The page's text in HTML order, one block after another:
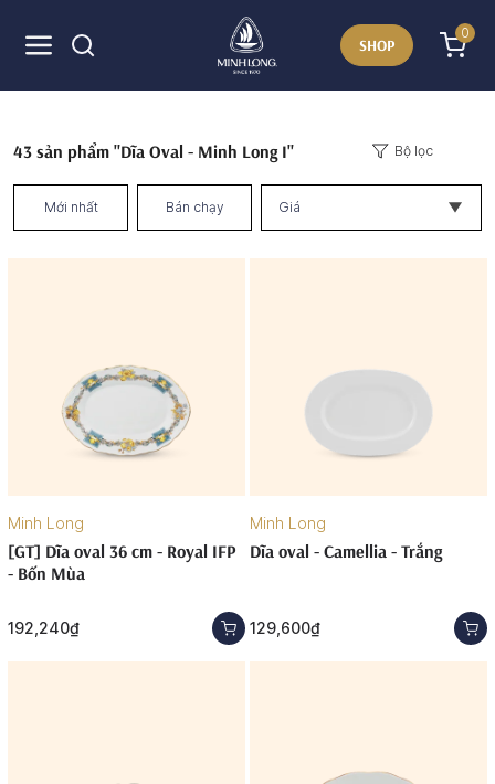
SHOP
0
43 sản phẩm "Dĩa Oval - Minh Long I" Bộ lọc
Mới nhất Bán chạy Giá
Minh Long
[GT] Dĩa oval 36 cm - Royal IFP
- Bốn Mùa
192,240₫
Minh Long
Dĩa oval - Camellia - Trắng
129,600₫